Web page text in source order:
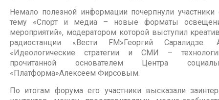
Немало полезной информации почерпнули
тему «Спорт и медиа – новые форматы
мероприятий», модератором которой выступил
радиостанции «Вести FM»Георгий
«Идеологические стратегии и СМИ –
прочитанной основателем Центра
«Платформа»Алексеем Фирсовым.
По итогам форума его участники высказали